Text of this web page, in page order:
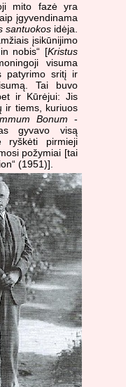
mito fazė yra
įgyvendinama
santuokosidėja.
įsikūnijimo
nobis“ [Kristus
visuma
patyrimo sritį ir
Tai buvo
ir Kūrėjui: Jis
ir tiems, kuriuos
Bonum -
gyvavo visą
ryškėti pirmieji
požymiai [tai
(1951)].